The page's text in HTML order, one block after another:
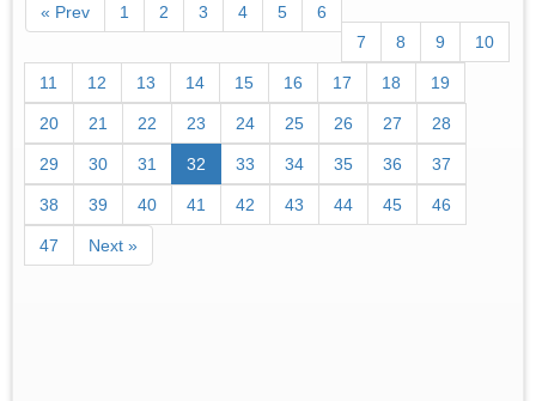
« Prev 1 2 3 4 5
6
7
8 9 10
11 12 13 14 15 16 17 18 19
20 21 22 23 24 25 26 27 28
29 30 31 32 33 34 35 36 37
38 39 40 41 42 43 44 45 46
47 Next »